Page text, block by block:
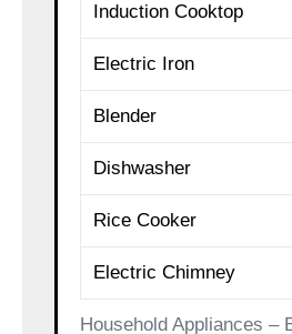
Household Appliances –
Induction Cooktop
Electric Iron
Blender
Dishwasher
Rice Cooker
Electric Chimney